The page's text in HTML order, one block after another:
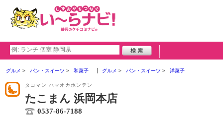
グルメ パン・スイーツ 和菓子 グルメ パン・スイーツ 洋菓子
タコマン ハマオカホンテン
たこまん 浜岡本店
0537-86-7188